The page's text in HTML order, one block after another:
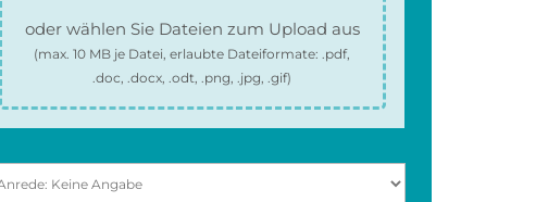
oder wählen Sie Dateien zum Upload aus
(max.10 MB je Datei, erlaubte Dateiformate:.pdf,
.doc, .docx, .odt, .png, .jpg, .gif)